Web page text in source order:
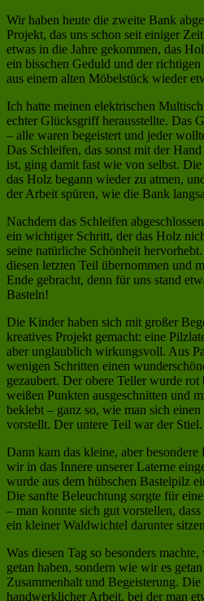
Wir haben heute die zweite Bank
Projekt, das uns schon seit einiger
etwas in die Jahre gekommen, das
ein bisschen Geduld und der
aus einem alten Möbelstück wieder
Ich hatte meinen elektrischen
echter Glücksgriff herausstellte. Das
– alle waren begeistert und jeder
Das Schleifen, das sonst mit der
ist, ging damit fast wie von selbst.
das Holz begann wieder zu atmen,
der Arbeit spüren, wie die Bank
Nachdem das Schleifen
ein wichtiger Schritt, der das Holz
seine natürliche Schönheit
diesen letzten Teil übernommen und
Ende gebracht, denn für uns stand
Basteln!
Die Kinder haben sich mit großer
kreatives Projekt gemacht: eine
aber unglaublich wirkungsvoll. Aus
wenigen Schritten einen
gezaubert. Der obere Teller wurde
weißen Punkten ausgeschnitten und
beklebt – ganz so, wie man sich
vorstellt. Der untere Teil war der Stiel.
Dann kam das kleine, aber
wir in das Innere unserer Laterne
wurde aus dem hübschen Bastelpilz
Die sanfte Beleuchtung sorgte für
– man konnte sich gut vorstellen,
ein kleiner Waldwichtel darunter
Was diesen Tag so besonders
getan haben, sondern wie wir es
Zusammenhalt und Begeisterung.
handwerklicher Arbeit, bei der man